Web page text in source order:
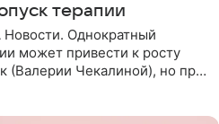
терапии
Однократный
может привести к росту
(Валерии Чекалиной), но при